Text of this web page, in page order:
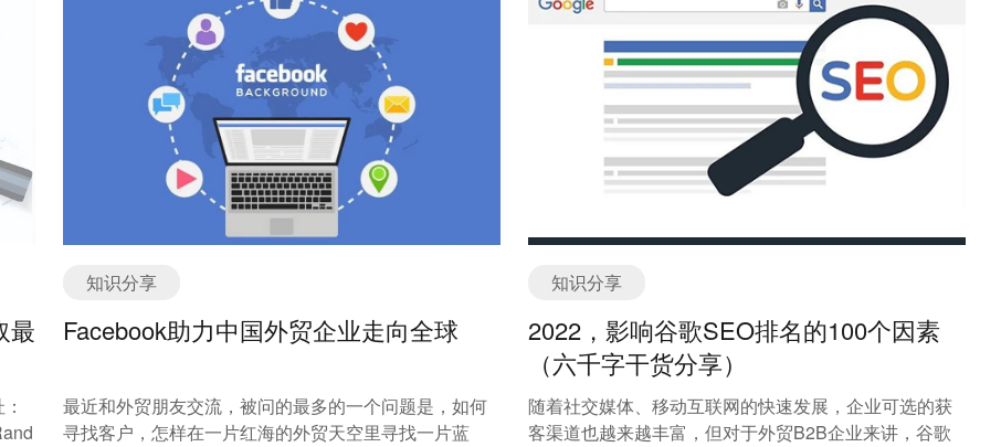
最
知识分享
Facebook助力中国外贸企业走向全球
最近和外贸朋友交流，被问的最多的一个问题是，如何
寻找客户，怎样在一片红海的外贸天空里寻找一片蓝
知识分享
2022，影响谷歌SEO排名的100个因素
（六千字干货分享）
随着社交媒体、移动互联网的快速发展，企业可选的获
客渠道也越来越丰富，但对于外贸B2B企业来讲，谷歌